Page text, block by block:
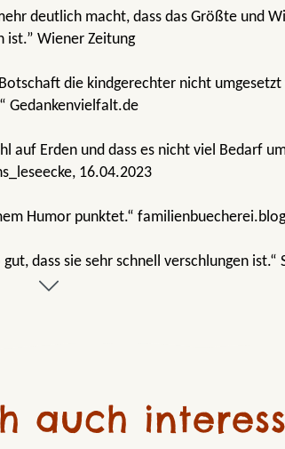
deutlich macht, dass das Größte und
ist.” Wiener Zeitung
die kindgerechter nicht
Gedankenvielfalt.de
auf Erden und dass es nicht viel Bedarf
16.04.2023
Humor punktet.“
dass sie sehr schnell verschlungen ist.“
auf die kindliche Sichtweise.“
auch